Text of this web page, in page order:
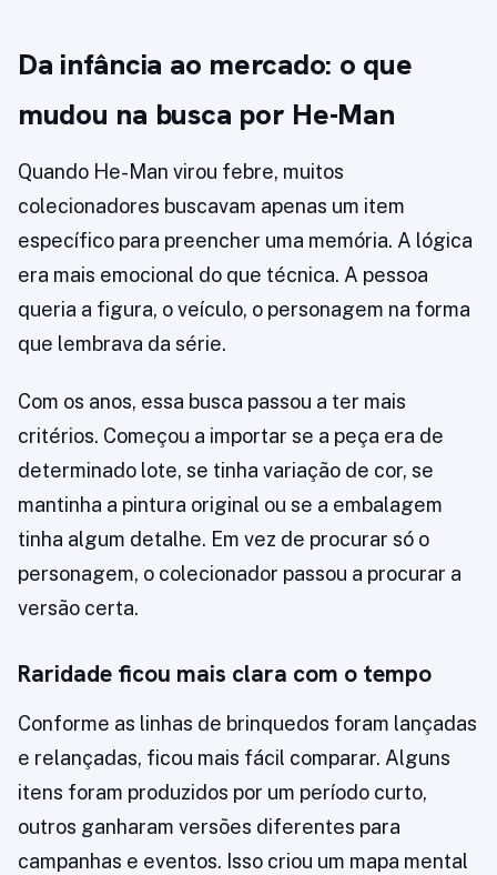
Da infância ao mercado: o que
mudou na busca por He-Man
Quando He-Man virou febre, muitos
colecionadores buscavam apenas um item
específico para preencher uma memória. A lógica
era mais emocional do que técnica. A pessoa
queria a figura, o veículo, o personagem na forma
que lembrava da série.
Com os anos, essa busca passou a ter mais
critérios. Começou a importar se a peça era de
determinado lote, se tinha variação de cor, se
mantinha a pintura original ou se a embalagem
tinha algum detalhe. Em vez de procurar só o
personagem, o colecionador passou a procurar a
versão certa.
Raridade ficou mais clara com o tempo
Conforme as linhas de brinquedos foram lançadas
e relançadas, ficou mais fácil comparar. Alguns
itens foram produzidos por um período curto,
outros ganharam versões diferentes para
campanhas e eventos. Isso criou um mapa mental